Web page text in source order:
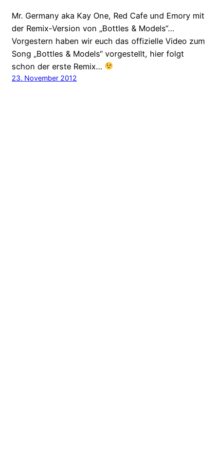
Mr. Germany aka Kay One, Red Cafe und Emory mit
der Remix-Version von „Bottles & Models“…
Vorgestern haben wir euch das offizielle Video zum
Song „Bottles & Models“ vorgestellt, hier folgt
schon der erste Remix…
23. November 2012